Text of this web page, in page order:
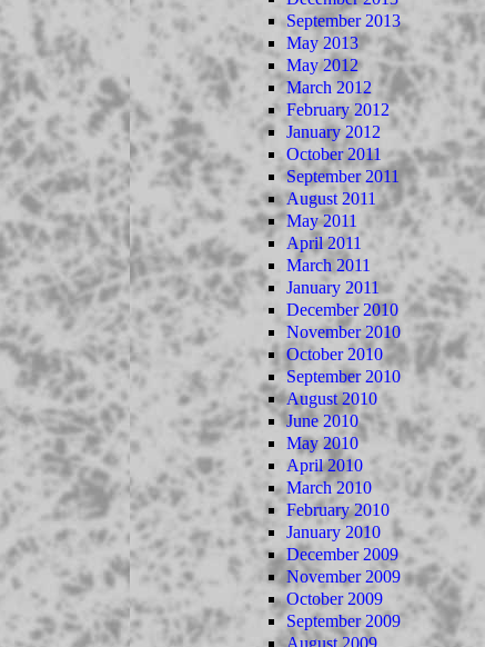
September 2013
May 2013
May 2012
March 2012
February 2012
January 2012
October 2011
September 2011
August 2011
May 2011
April 2011
March 2011
January 2011
December 2010
November 2010
October 2010
September 2010
August 2010
June 2010
May 2010
April 2010
March 2010
February 2010
January 2010
December 2009
November 2009
October 2009
September 2009
August 2009